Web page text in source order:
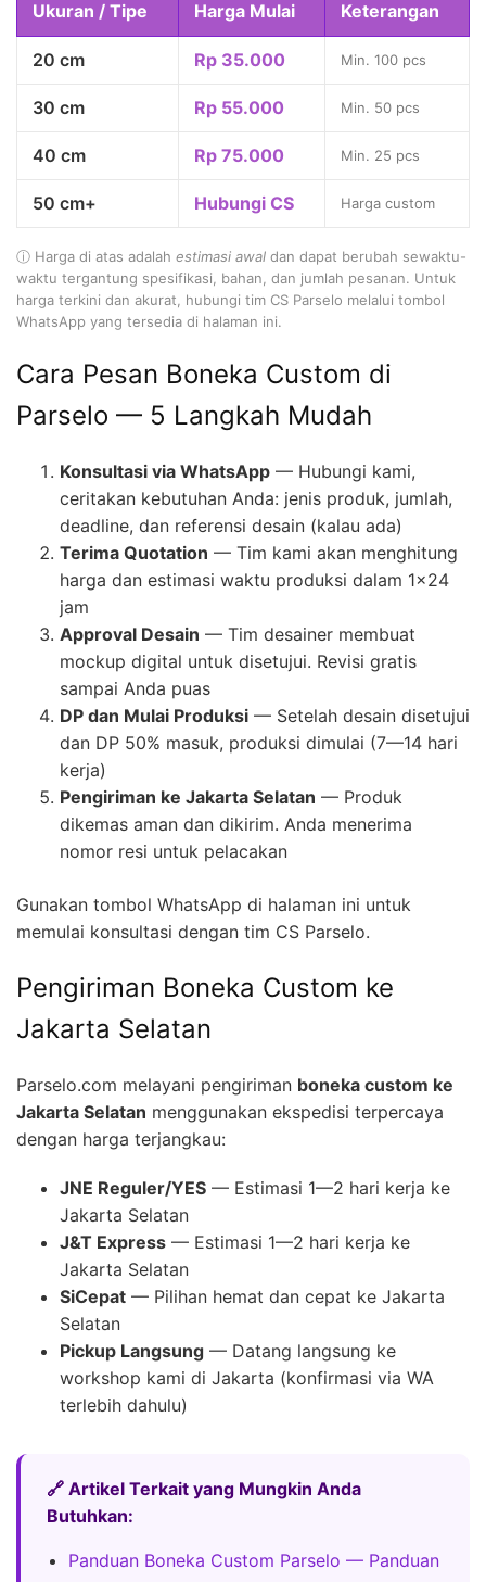
Ukuran / Tipe Harga Mulai Keterangan
20 cm Rp 35.000 Min. 100 pcs
30 cm Rp 55.000 Min. 50 pcs
40 cm Rp 75.000 Min. 25 pcs
50 cm+ Hubungi CS Harga custom
ⓘ Harga di atas adalah estimasi awal dan dapat berubah sewaktu-
waktu tergantung spesifikasi, bahan, dan jumlah pesanan. Untuk
harga terkini dan akurat, hubungi tim CS Parselo melalui tombol
WhatsApp yang tersedia di halaman ini.
Cara Pesan Boneka Custom di
Parselo — 5 Langkah Mudah
Konsultasi via WhatsApp — Hubungi kami,
ceritakan kebutuhan Anda: jenis produk, jumlah,
deadline, dan referensi desain (kalau ada)
Terima Quotation — Tim kami akan menghitung
harga dan estimasi waktu produksi dalam 1×24
jam
Approval Desain — Tim desainer membuat
mockup digital untuk disetujui. Revisi gratis
sampai Anda puas
DP dan Mulai Produksi — Setelah desain disetujui
dan DP 50% masuk, produksi dimulai (7—14 hari
kerja)
Pengiriman ke Jakarta Selatan — Produk
dikemas aman dan dikirim. Anda menerima
nomor resi untuk pelacakan
Gunakan tombol WhatsApp di halaman ini untuk
memulai konsultasi dengan tim CS Parselo.
Pengiriman Boneka Custom ke
Jakarta Selatan
Parselo.com melayani pengiriman boneka custom ke
Jakarta Selatan menggunakan ekspedisi terpercaya
dengan harga terjangkau:
JNE Reguler/YES — Estimasi 1—2 hari kerja ke
Jakarta Selatan
J&T Express — Estimasi 1—2 hari kerja ke
Jakarta Selatan
SiCepat — Pilihan hemat dan cepat ke Jakarta
Selatan
Pickup Langsung — Datang langsung ke
workshop kami di Jakarta (konfirmasi via WA
terlebih dahulu)
🔗 Artikel Terkait yang Mungkin Anda
Butuhkan:
Panduan Boneka Custom Parselo — Panduan